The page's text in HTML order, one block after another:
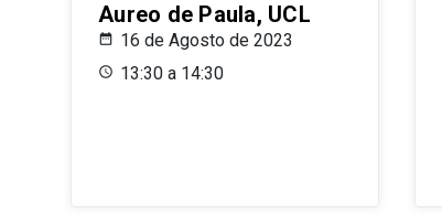
Aureo de Paula, UCL
16 de Agosto de 2023
13:30 a 14:30